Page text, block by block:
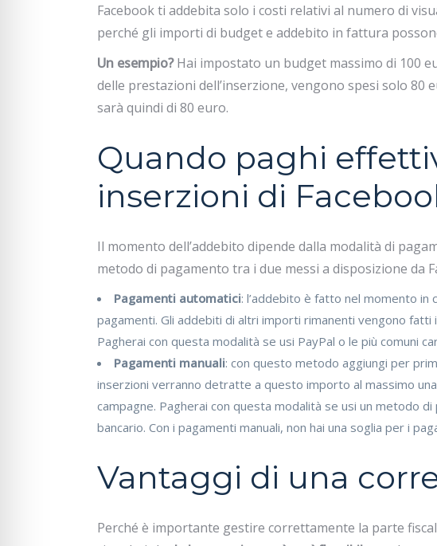
Facebook ti addebita solo i costi relativi al numero di
perché gli importi di budget e addebito in fattura
Un esempio?Hai impostato un budget massimo di 100
delle prestazioni dell’inserzione, vengono spesi solo
sarà quindi di 80 euro.
Quando paghi
inserzioni di
Il momento dell’addebito dipende dalla modalità di
metodo di pagamento tra i due messi a disposizione da
Pagamenti automatici: l’addebito è fatto nel momento
pagamenti. Gli addebiti di altri importi rimanenti vengono
Pagherai con questa modalità se usi PayPal o le più comuni
Pagamenti manuali: con questo metodo aggiungi per
inserzioni verranno detratte a questo importo al massimo
campagne. Pagherai con questa modalità se usi un metodo
bancario. Con i pagamenti manuali, non hai una soglia per i
Vantaggi di una
Perché è importante gestire correttamente la parte